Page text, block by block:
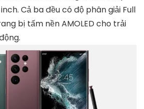
inch. Cả ba đều có độ phân giải Full
bị tấm nền AMOLED cho trải